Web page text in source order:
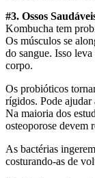
#3. Ossos
Kombucha tem
Os músculos se
do sangue. Isso
corpo.
Os probióticos
rígidos. Pode ajudar
Na maioria dos
osteoporose devem
As bactérias
costurando-as de